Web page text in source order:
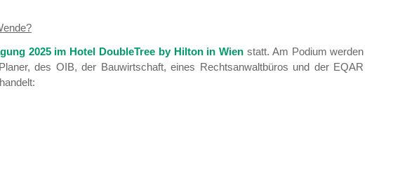
2025 im Hotel DoubleTree by Hilton in Wien statt. Am Podium werden
des OIB, der Bauwirtschaft, eines Rechtsanwaltbüros und der EQAR